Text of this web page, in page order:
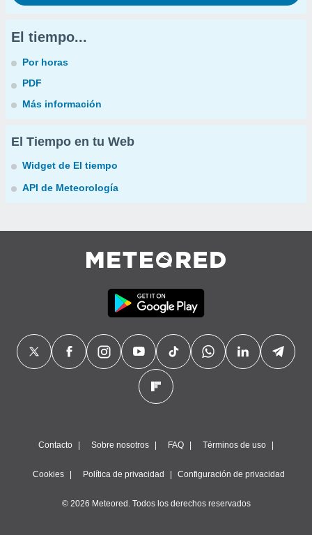
El tiempo...
Por horas
PDF
Más información
El Tiempo en tu Web
Widget de El tiempo
API de Meteorología
Contacto Sobre nosotros FAQ Términos de uso
Cookies Política de privacidad Configuración de privacidad
© 2026 Meteored. Todos los derechos reservados